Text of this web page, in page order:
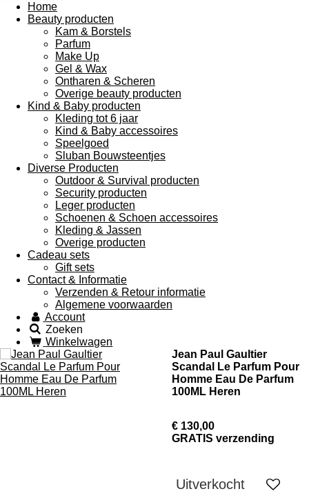
Home
Beauty producten
Kam & Borstels
Parfum
Make Up
Gel & Wax
Ontharen & Scheren
Overige beauty producten
Kind & Baby producten
Kleding tot 6 jaar
Kind & Baby accessoires
Speelgoed
Sluban Bouwsteentjes
Diverse Producten
Outdoor & Survival producten
Security producten
Leger producten
Schoenen & Schoen accessoires
Kleding & Jassen
Overige producten
Cadeau sets
Gift sets
Contact & Informatie
Verzenden & Retour informatie
Algemene voorwaarden
Account
Zoeken
Winkelwagen
Jean Paul Gaultier
Scandal Le Parfum Pour
Homme Eau De Parfum
100ML Heren
€ 130,00
GRATIS verzending
Uitverkocht